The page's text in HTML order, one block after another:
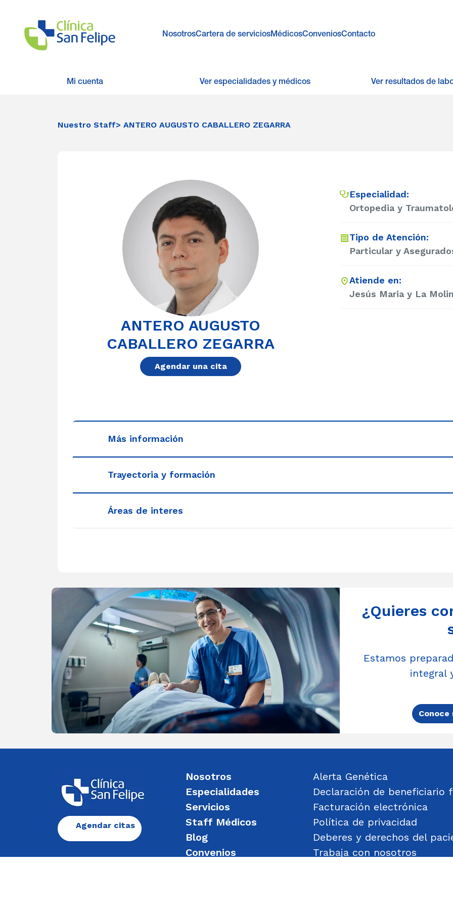
NosotrosCartera de serviciosMédicosConveniosContacto
Mi cuenta Ver especialidades y médicos Ver resultados de
Nuestro Staff> ANTERO AUGUSTO CABALLERO ZEGARRA
ANTERO AUGUSTO
CABALLERO ZEGARRA
Agendar una cita
Especialidad:
Ortopedia y
Tipo de Atención:
Particular y
Atiende en:
Jesús Maria y La
Más información
Trayectoria y formación
Áreas de interes
¿Quieres
Estamos
integral
Agendar citas
Nosotros
Especialidades
Servicios
Staff Médicos
Blog
Convenios
Alerta Genética
Declaración de beneficiario
Facturación electrónica
Política de privacidad
Deberes y derechos del
Trabaja con nosotros